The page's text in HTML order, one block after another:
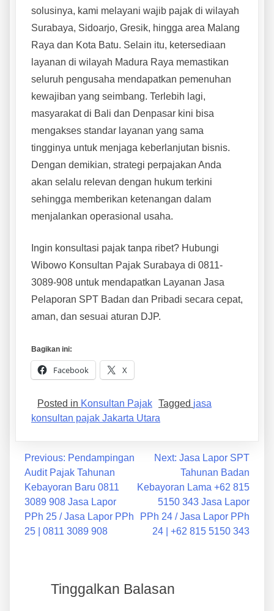
solusinya, kami melayani wajib pajak di wilayah
Surabaya, Sidoarjo, Gresik, hingga area Malang
Raya dan Kota Batu. Selain itu, ketersediaan
layanan di wilayah Madura Raya memastikan
seluruh pengusaha mendapatkan pemenuhan
kewajiban yang seimbang. Terlebih lagi,
masyarakat di Bali dan Denpasar kini bisa
mengakses standar layanan yang sama
tingginya untuk menjaga keberlanjutan bisnis.
Dengan demikian, strategi perpajakan Anda
akan selalu relevan dengan hukum terkini
sehingga memberikan ketenangan dalam
menjalankan operasional usaha.
Ingin konsultasi pajak tanpa ribet? Hubungi
Wibowo Konsultan Pajak Surabaya di 0811-
3089-908 untuk mendapatkan Layanan Jasa
Pelaporan SPT Badan dan Pribadi secara cepat,
aman, dan sesuai aturan DJP.
Bagikan ini:
Facebook X
Posted in Konsultan Pajak Tagged jasa
konsultan pajak Jakarta Utara
Previous: Pendampingan
Audit Pajak Tahunan
Kebayoran Baru 0811
3089 908 Jasa Lapor
PPh 25 / Jasa Lapor PPh
25 | 0811 3089 908
Next: Jasa Lapor SPT
Tahunan Badan
Kebayoran Lama +62 815
5150 343 Jasa Lapor
PPh 24 / Jasa Lapor PPh
24 | +62 815 5150 343
Tinggalkan Balasan